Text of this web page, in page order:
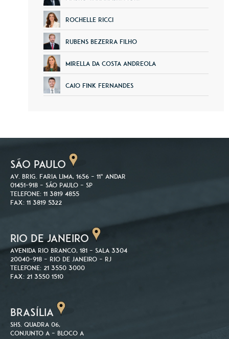
Rochelle Ricci
Rubens Bezerra Filho
Mirella da Costa Andreola
Caio Fink Fernandes
SÃO PAULO
Av. Brig. Faria Lima, 1656 – 11º andar
01451-918 – São Paulo – SP
Telefone: 11 3819 4855
Fax: 11 3819 5322
RIO DE JANEIRO
Avenida Rio Branco, 181 – Sala 3304
20040-918 – Rio de Janeiro – RJ
Telefone: 21 3550 3000
Fax: 21 3550 1510
BRASÍLIA
SHS. Quadra 06,
Conjunto A – Bloco A